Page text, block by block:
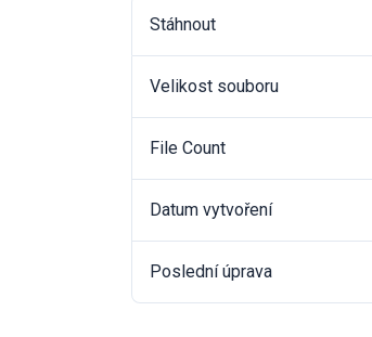
Stáhnout
Velikost souboru
File Count
Datum vytvoření
Poslední úprava